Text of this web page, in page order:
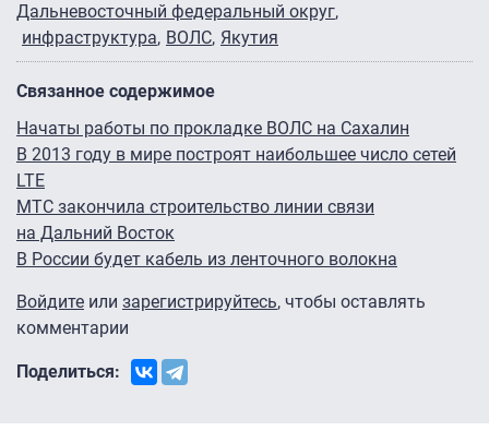
Дальневосточный федеральный округ
инфраструктура ВОЛС Якутия
Связанное содержимое
Начаты работы по прокладке ВОЛС на Сахалин
В 2013 году в мире построят наибольшее число сетей
LTE
МТС закончила строительство линии связи
на Дальний Восток
В России будет кабель из ленточного волокна
Войдите или зарегистрируйтесь, чтобы оставлять
комментарии
Поделиться: